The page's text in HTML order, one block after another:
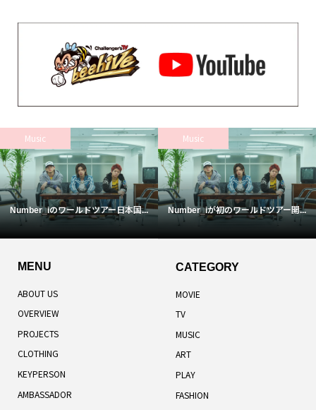
Music
Number_iのワールドツアー日本国...
Music
Number_iが初のワールドツアー開...
MENU
ABOUT US
OVERVIEW
PROJECTS
CLOTHING
KEYPERSON
AMBASSADOR
CATEGORY
MOVIE
TV
MUSIC
ART
PLAY
FASHION